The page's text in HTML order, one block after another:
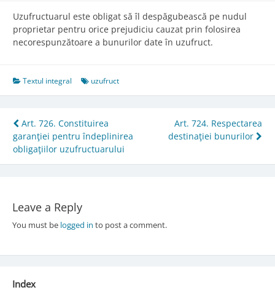
Uzufructuarul este obligat să îl despăgubească pe nudul
proprietar pentru orice prejudiciu cauzat prin folosirea
necorespunzătoare a bunurilor date în uzufruct.
Textul integral uzufruct
Post
navigation
Art. 726. Constituirea
garanţiei pentru îndeplinirea
obligaţiilor uzufructuarului
Art. 724. Respectarea
destinaţiei bunurilor
Leave a Reply
You must be logged in to post a comment.
Index